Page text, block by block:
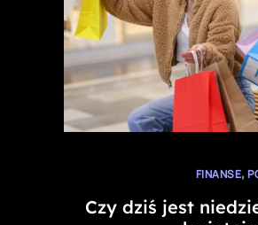
FINANSE,
Czy dziś jest